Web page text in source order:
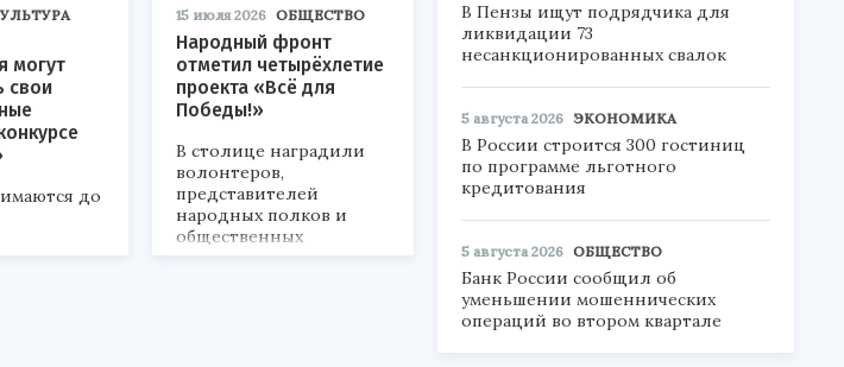
могут
свои
до
15 июля 2026 ОБЩЕСТВО
Народный фронт
отметил четырёхлетие
проекта «Всё для
Победы!»
В столице наградили
волонтеров,
представителей
народных полков и
общественных
объединений.
В Пензы ищут подрядчика для
ликвидации 73
несанкционированных свалок
5 августа 2026 ЭКОНОМИКА
В России строится 300 гостиниц
по программе льготного
кредитования
5 августа 2026 ОБЩЕСТВО
Банк России сообщил об
уменьшении мошеннических
операций во втором квартале